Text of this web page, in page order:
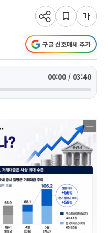
구글 선호매체 추가
00:00 / 03:40